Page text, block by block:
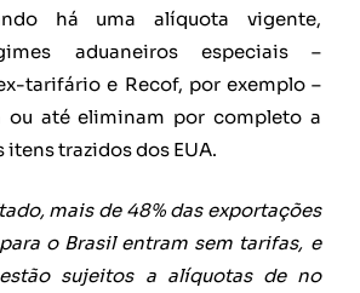
há uma alíquota vigente,
aduaneiros especiais –
tarifário e Recof, por exemplo –
ou até eliminam por completo a
itens trazidos dos EUA.
mais de 48% das exportações
o Brasil entram sem tarifas, e
sujeitos a alíquotas de no